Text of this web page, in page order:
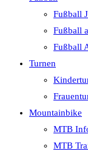
Fußball
Fußball
Fußball
Turnen
Mountainbike
MTB
MTB